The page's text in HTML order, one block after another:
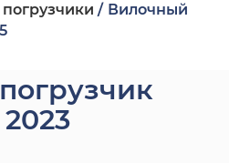
Вилочный
2023